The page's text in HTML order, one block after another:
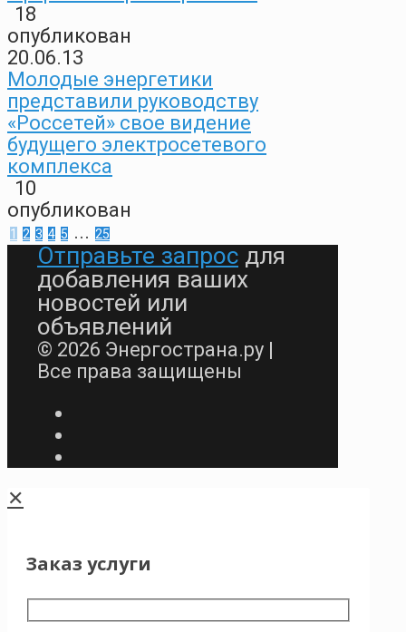
18
опубликован
20.06.13
Молодые энергетики
представили руководству
«Россетей» свое видение
будущего электросетевого
комплекса
10
опубликован
1 2 3 4 5 ... 25
Отправьте запрос для
добавления ваших
новостей или
объявлений
© 2026 Энергострана.ру |
Все права защищены
✕
Заказ услуги